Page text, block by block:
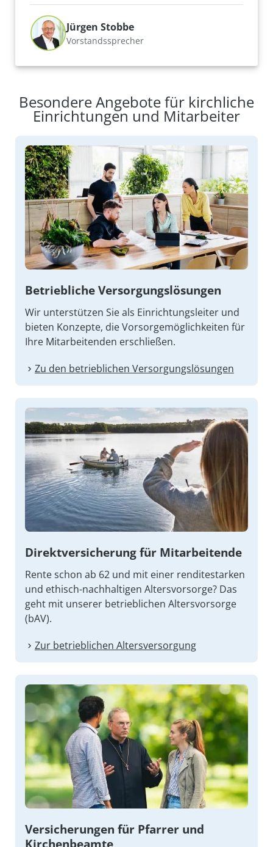
Jürgen Stobbe
Vorstandssprecher
Besondere Angebote für kirchliche
Einrichtungen und Mitarbeiter
Betriebliche Versorgungslösungen
Wir unterstützen Sie als Einrichtungsleiter und
bieten Konzepte, die Vorsorgemöglichkeiten für
Ihre Mitarbeitenden erschließen.
Zu den betrieblichen Versorgungslösungen
Direkt­versicherung für Mitarbeitende
Rente schon ab 62 und mit einer renditestarken
und ethisch-nachhaltigen Altersvorsorge? Das
geht mit unserer betrieblichen Altersvorsorge
(bAV).
Zur betrieblichen Altersversorgung
Versicherungen für Pfarrer und
Kirchenbeamte